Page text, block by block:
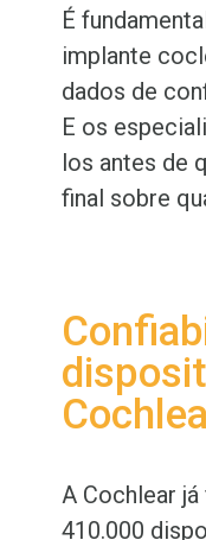
É
implante
dados de
E os
los antes de
final sobre
A Cochlear
410.000